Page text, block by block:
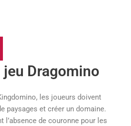
jeu Dragomino
les joueurs doivent
paysages et créer un domaine.
l’absence de couronne pour les